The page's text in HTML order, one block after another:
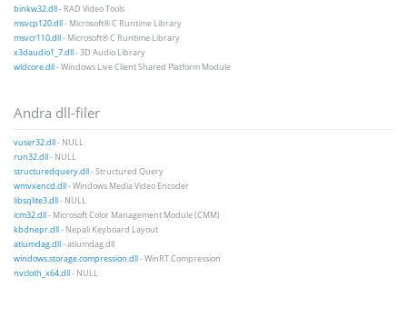
binkw32.dll- RAD Video Tools
msvcp120.dll- Microsoft® C Runtime Library
msvcr110.dll- Microsoft® C Runtime Library
x3daudio1_7.dll- 3D Audio Library
wldcore.dll- Windows Live Client Shared Platform Module
Andra dll-filer
vuser32.dll- NULL
run32.dll- NULL
structuredquery.dll- Structured Query
wmvxencd.dll- Windows Media Video Encoder
libsqlite3.dll- NULL
icm32.dll- Microsoft Color Management Module (CMM)
kbdnepr.dll- Nepali Keyboard Layout
atiumdag.dll- atiumdag.dll
windows.storage.compression.dll- WinRT Compression
nvcloth_x64.dll- NULL